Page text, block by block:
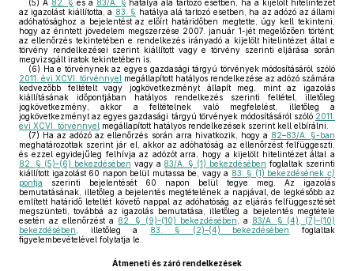
(5) A 82. § és a 83/A. § hatálya alá tartozó esetben, ha a kijelölt hitelintézet
az igazolást kiállította, a 83. § hatálya alá tartozó esetben, ha az adózó az állami
adóhatósághoz a bejelentést az előírt határidőben megtette, úgy kell tekinteni,
hogy az érintett jövedelem megszerzése 2007. január 1-jét megelőzően történt;
az ellenőrzés tekintetében e rendelkezés irányadó a kijelölt hitelintézet által e
törvény rendelkezései szerint kiállított vagy e törvény szerinti eljárása során
megvizsgált iratok tekintetében is.
(6) Ha e törvénynek az egyes gazdasági tárgyú törvények módosításáról szóló
2011. évi XCVI. törvénnyel megállapított hatályos rendelkezése az adózó számára
kedvezőbb feltételt vagy jogkövetkezményt állapít meg, mint az igazolás
kiállításának időpontjában hatályos rendelkezés szerinti feltétel, illetőleg
jogkövetkezmény, akkor a feltételnek való megfelelést, illetőleg a
jogkövetkezményt az egyes gazdasági tárgyú törvények módosításáról szóló 2011.
évi XCVI. törvénnyel megállapított hatályos rendelkezések szerint kell elbírálni.
(7) Ha az adózó az ellenőrzés során arra hivatkozik, hogy a 82–83/A. §-ban
meghatározottak szerint jár el, akkor az adóhatóság az ellenőrzést felfüggeszti,
és ezzel egyidejűleg felhívja az adózót arra, hogy a kijelölt hitelintézet által a
82. § (5)–(6) bekezdésében vagy a 83/A. § (1) bekezdésében foglaltak szerinti
kiállított igazolást 60 napon belül mutassa be, vagy a 83. § (1) bekezdésénekc)
pontja szerinti bejelentését 60 napon belül tegye meg. Az igazolás
bemutatásának, illetőleg a bejelentés megtételének a napjával, de legkésőbb az
említett határidő leteltét követő nappal az adóhatóság az eljárás felfüggesztését
megszünteti, továbbá az igazolás bemutatása, illetőleg a bejelentés megtétele
esetén az ellenőrzést a 82. § (9)–(10) bekezdésében , a 83/A. § (4), (7)–(10)
bekezdésében , illetőleg a 83. § (2)–(4) bekezdésében
foglaltak
figyelembevételével folytatja le.
Átmeneti és záró rendelkezések